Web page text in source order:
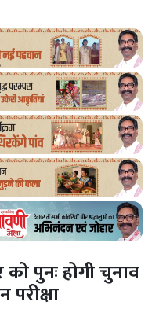
पुनः होगी चुनाव